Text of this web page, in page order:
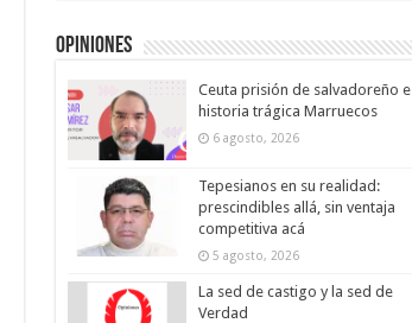
Opiniones
Ceuta prisión de salvadoreño e
historia trágica Marruecos
6 agosto, 2026
Tepesianos en su realidad:
prescindibles allá, sin ventaja
competitiva acá
5 agosto, 2026
La sed de castigo y la sed de
Verdad